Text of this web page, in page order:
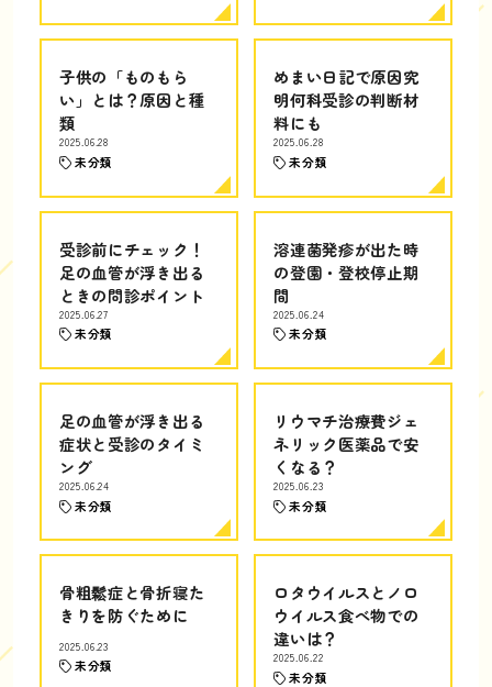
子供の「ものもら
い」とは？原因と種
類
2025.06.28
未分類
めまい日記で原因究
明何科受診の判断材
料にも
2025.06.28
未分類
受診前にチェック！
足の血管が浮き出る
ときの問診ポイント
2025.06.27
未分類
溶連菌発疹が出た時
の登園・登校停止期
間
2025.06.24
未分類
足の血管が浮き出る
症状と受診のタイミ
ング
2025.06.24
未分類
リウマチ治療費ジェ
ネリック医薬品で安
くなる？
2025.06.23
未分類
骨粗鬆症と骨折寝た
きりを防ぐために
2025.06.23
未分類
ロタウイルスとノロ
ウイルス食べ物での
違いは？
2025.06.22
未分類